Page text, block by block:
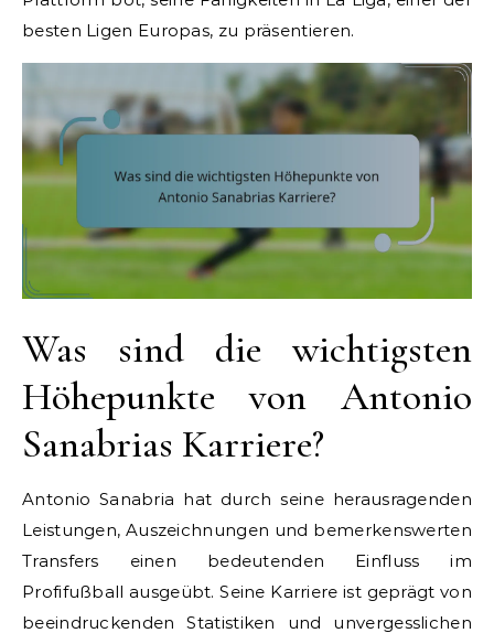
besten Ligen Europas, zu präsentieren.
Was sind die wichtigsten
Höhepunkte von Antonio
Sanabrias Karriere?
Antonio Sanabria hat durch seine herausragenden
Leistungen, Auszeichnungen und bemerkenswerten
Transfers einen bedeutenden Einfluss im
Profifußball ausgeübt. Seine Karriere ist geprägt von
beeindruckenden Statistiken und unvergesslichen